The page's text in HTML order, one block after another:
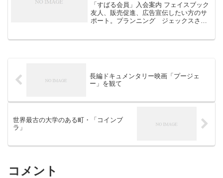
「すばる会員」入会案内 フェイスブック
友人、販売促進、広告宣伝したい方のサ
ポート。プランニング ジェックスさん
長編ドキュメンタリー映画「プージェ
ー」を観て
世界最古の大学のある町・「コインブ
ラ」
コメント